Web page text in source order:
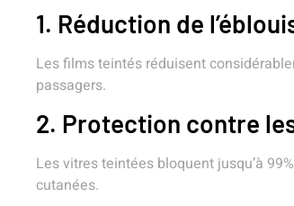
1. Réduction de
Les films teintés réduisent
passagers.
2. Protection contre
Les vitres teintées bloquent jusqu’à
cutanées.